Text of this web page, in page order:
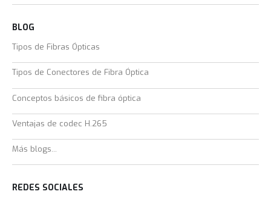
BLOG
Tipos de Fibras Ópticas
Tipos de Conectores de Fibra Óptica
Conceptos básicos de fibra óptica
Ventajas de codec H.265
Más blogs...
REDES SOCIALES